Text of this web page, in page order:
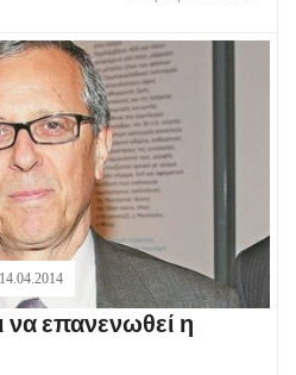
επανενωθεί η